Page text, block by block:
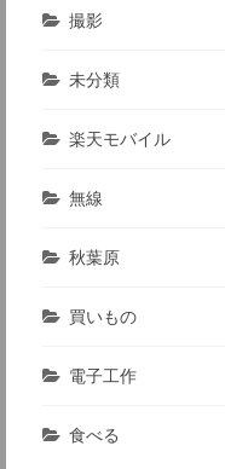
撮影
未分類
楽天モバイル
無線
秋葉原
買いもの
電子工作
食べる